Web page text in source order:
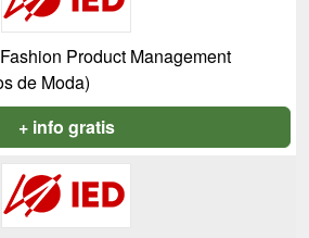
Product Management
de Moda)
+ info gratis